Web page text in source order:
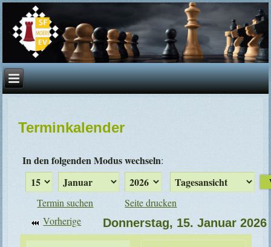
Terminkalender
In den folgenden Modus wechseln:
Termin suchen
Seite drucken
Vorherige
Donnerstag, 15. Januar 2026